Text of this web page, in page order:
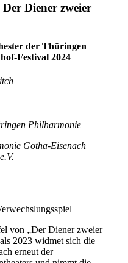
Diener zweier
der Thüringen
Festival 2024
Philharmonie
Gotha-Eisenach
von „Der Diener zweier
2023 widmet sich die
erneut der